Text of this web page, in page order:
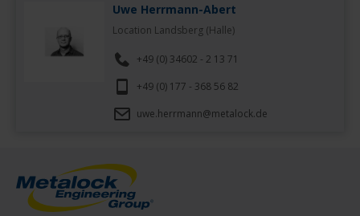
Uwe Herrmann-Abert
Location Landsberg (Halle)
+49 (0) 34602 - 2 13 71
+49 (0) 177 - 368 56 82
uwe.herrmann@metalock.de